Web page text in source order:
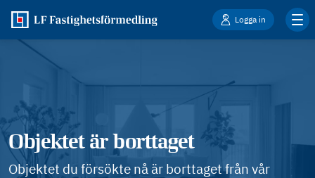
Logga in
Objektet är borttaget
Objektet du försökte nå är borttaget från vår